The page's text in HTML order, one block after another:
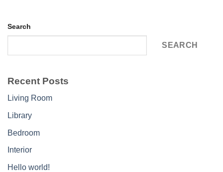
Search
SEARCH
Recent Posts
Living Room
Library
Bedroom
Interior
Hello world!